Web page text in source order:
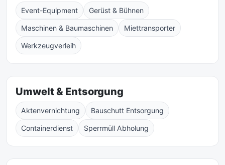
Event-Equipment Gerüst & Bühnen
Maschinen & Baumaschinen Miettransporter
Werkzeugverleih
Umwelt & Entsorgung
Aktenvernichtung Bauschutt Entsorgung
Containerdienst Sperrmüll Abholung